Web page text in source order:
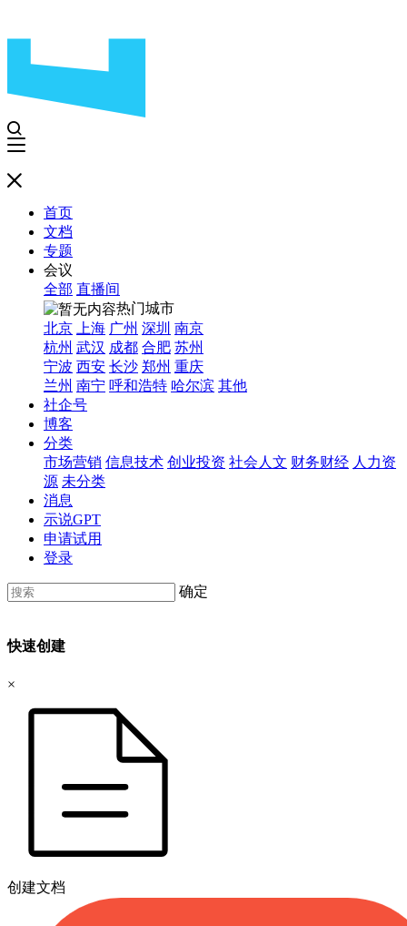
首页
文档
专题
会议
全部 直播间
热门城市
北京
上海 广州 深圳 南京
杭州 武汉 成都 合肥 苏州
宁波 西安 长沙 郑州 重庆
兰州 南宁 呼和浩特 哈尔滨 其他
社企号
博客
分类
市场营销 信息技术 创业投资 社会人文 财务财经 人力资
源 未分类
消息
示说GPT
申请试用
登录
确定
快速创建
×
创建文档